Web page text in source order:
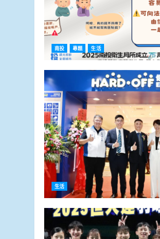
南投 專題 生活
生活